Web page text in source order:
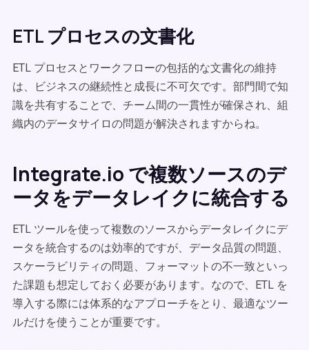
ETL プロセスの文書化
ETL プロセスとワークフローの包括的な文書化の維持
は、ビジネスの継続性と成長に不可欠です。部門間で知
識を共有することで、チーム間の一貫性が確保され、組
織内のデータサイロの問題が解決されますからね。
Integrate.io で複数ソースのデ
ータをデータレイクに統合する
ETL ツールを使って複数のソースからデータレイクにデ
ータを統合するのは効率的ですが、データ品質の問題、
スケーラビリティの問題、フォーマットの不一致といっ
た課題も想定しておく必要があります。なので、ETL を
導入する際には体系的なアプローチをとり、最適なツー
ルだけを使うことが重要です。